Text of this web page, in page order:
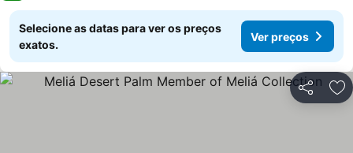
Selecione as datas para ver os preços
exatos.
Ver preços
Partilhar